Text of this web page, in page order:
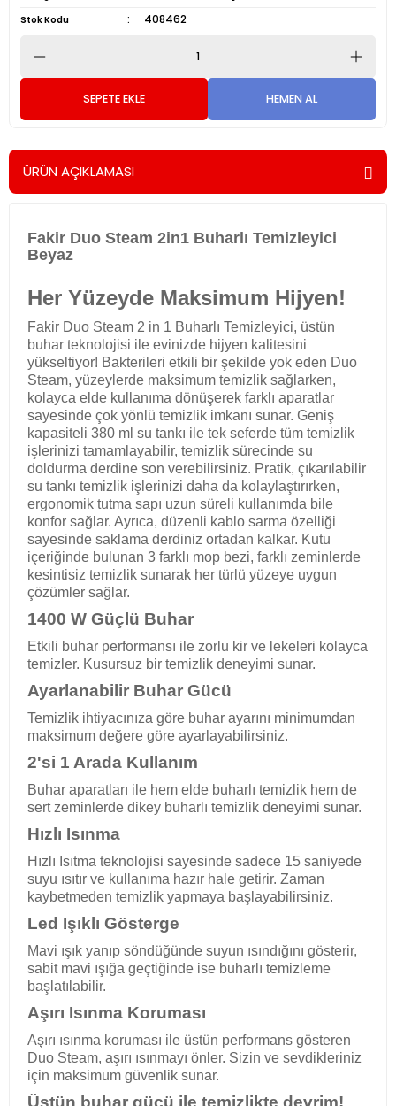
Stok Kodu 408462
SEPETE EKLE HEMEN AL
ÜRÜN AÇIKLAMASI
Fakir Duo Steam 2in1 Buharlı Temizleyici
Beyaz
Her Yüzeyde Maksimum Hijyen!
Fakir Duo Steam 2 in 1 Buharlı Temizleyici, üstün
buhar teknolojisi ile evinizde hijyen kalitesini
yükseltiyor! Bakterileri etkili bir şekilde yok eden Duo
Steam, yüzeylerde maksimum temizlik sağlarken,
kolayca elde kullanıma dönüşerek farklı aparatlar
sayesinde çok yönlü temizlik imkanı sunar. Geniş
kapasiteli 380 ml su tankı ile tek seferde tüm temizlik
işlerinizi tamamlayabilir, temizlik sürecinde su
doldurma derdine son verebilirsiniz. Pratik, çıkarılabilir
su tankı temizlik işlerinizi daha da kolaylaştırırken,
ergonomik tutma sapı uzun süreli kullanımda bile
konfor sağlar. Ayrıca, düzenli kablo sarma özelliği
sayesinde saklama derdiniz ortadan kalkar. Kutu
içeriğinde bulunan 3 farklı mop bezi, farklı zeminlerde
kesintisiz temizlik sunarak her türlü yüzeye uygun
çözümler sağlar.
1400 W Güçlü Buhar
Etkili buhar performansı ile zorlu kir ve lekeleri kolayca
temizler. Kusursuz bir temizlik deneyimi sunar.
Ayarlanabilir Buhar Gücü
Temizlik ihtiyacınıza göre buhar ayarını minimumdan
maksimum değere göre ayarlayabilirsiniz.
2'si 1 Arada Kullanım
Buhar aparatları ile hem elde buharlı temizlik hem de
sert zeminlerde dikey buharlı temizlik deneyimi sunar.
Hızlı Isınma
Hızlı Isıtma teknolojisi sayesinde sadece 15 saniyede
suyu ısıtır ve kullanıma hazır hale getirir. Zaman
kaybetmeden temizlik yapmaya başlayabilirsiniz.
Led Işıklı Gösterge
Mavi ışık yanıp söndüğünde suyun ısındığını gösterir,
sabit mavi ışığa geçtiğinde ise buharlı temizleme
başlatılabilir.
Aşırı Isınma Koruması
Aşırı ısınma koruması ile üstün performans gösteren
Duo Steam, aşırı ısınmayı önler. Sizin ve sevdikleriniz
için maksimum güvenlik sunar.
Üstün buhar gücü ile temizlikte devrim!